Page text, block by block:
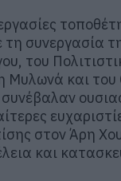
συνεργασία
του
Μυλωνά και
στον Άρη
και